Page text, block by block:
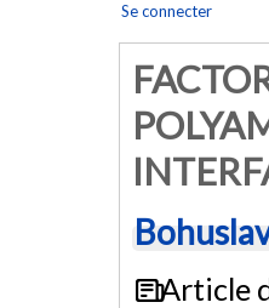
Se connecter
Article